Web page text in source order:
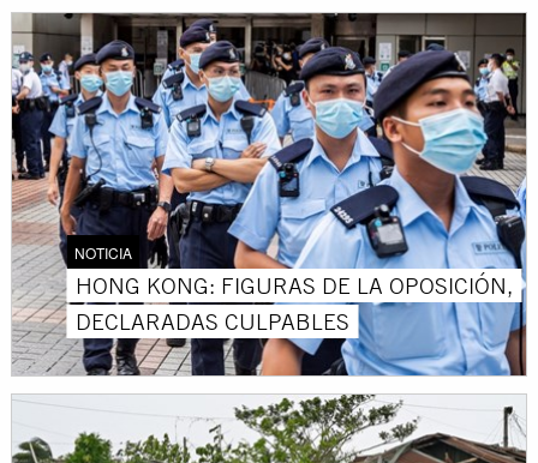
NOTICIA
HONG KONG: FIGURAS DE LA OPOSICIÓN,
DECLARADAS CULPABLES